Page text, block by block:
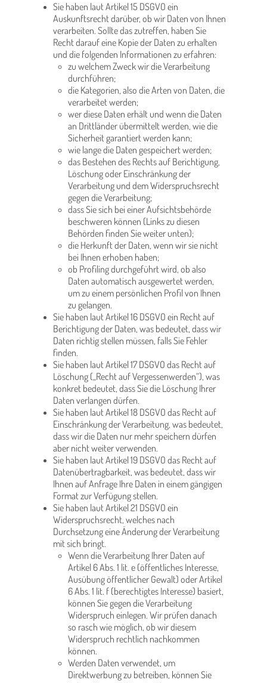
Sie haben laut Artikel 15 DSGVO ein
Auskunftsrecht darüber, ob wir Daten von Ihnen
verarbeiten. Sollte das zutreffen, haben Sie
Recht darauf eine Kopie der Daten zu erhalten
und die folgenden Informationen zu erfahren:
zu welchem Zweck wir die Verarbeitung
durchführen;
die Kategorien, also die Arten von Daten, die
verarbeitet werden;
wer diese Daten erhält und wenn die Daten
an Drittländer übermittelt werden, wie die
Sicherheit garantiert werden kann;
wie lange die Daten gespeichert werden;
das Bestehen des Rechts auf Berichtigung,
Löschung oder Einschränkung der
Verarbeitung und dem Widerspruchsrecht
gegen die Verarbeitung;
dass Sie sich bei einer Aufsichtsbehörde
beschweren können (Links zu diesen
Behörden finden Sie weiter unten);
die Herkunft der Daten, wenn wir sie nicht
bei Ihnen erhoben haben;
ob Profiling durchgeführt wird, ob also
Daten automatisch ausgewertet werden,
um zu einem persönlichen Profil von Ihnen
zu gelangen.
Sie haben laut Artikel 16 DSGVO ein Recht auf
Berichtigung der Daten, was bedeutet, dass wir
Daten richtig stellen müssen, falls Sie Fehler
finden.
Sie haben laut Artikel 17 DSGVO das Recht auf
Löschung („Recht auf Vergessenwerden“), was
konkret bedeutet, dass Sie die Löschung Ihrer
Daten verlangen dürfen.
Sie haben laut Artikel 18 DSGVO das Recht auf
Einschränkung der Verarbeitung, was bedeutet,
dass wir die Daten nur mehr speichern dürfen
aber nicht weiter verwenden.
Sie haben laut Artikel 19 DSGVO das Recht auf
Datenübertragbarkeit, was bedeutet, dass wir
Ihnen auf Anfrage Ihre Daten in einem gängigen
Format zur Verfügung stellen.
Sie haben laut Artikel 21 DSGVO ein
Widerspruchsrecht, welches nach
Durchsetzung eine Änderung der Verarbeitung
mit sich bringt.
Wenn die Verarbeitung Ihrer Daten auf
Artikel 6 Abs. 1 lit. e (öffentliches Interesse,
Ausübung öffentlicher Gewalt) oder Artikel
6 Abs. 1 lit. f (berechtigtes Interesse) basiert,
können Sie gegen die Verarbeitung
Widerspruch einlegen. Wir prüfen danach
so rasch wie möglich, ob wir diesem
Widerspruch rechtlich nachkommen
können.
Werden Daten verwendet, um
Direktwerbung zu betreiben, können Sie